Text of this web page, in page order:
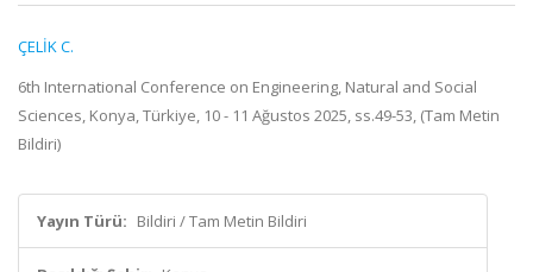
ÇELİK C.
6th International Conference on Engineering, Natural and Social
Sciences, Konya, Türkiye, 10 - 11 Ağustos 2025, ss.49-53, (Tam Metin
Bildiri)
Yayın Türü: Bildiri / Tam Metin Bildiri